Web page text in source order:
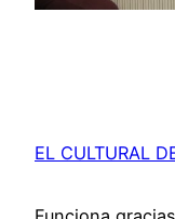
EL CULTURAL